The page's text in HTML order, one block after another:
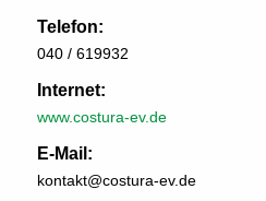
Telefon:
040 / 619932
Internet:
www.costura-ev.de
E-Mail:
kontakt@costura-ev.de